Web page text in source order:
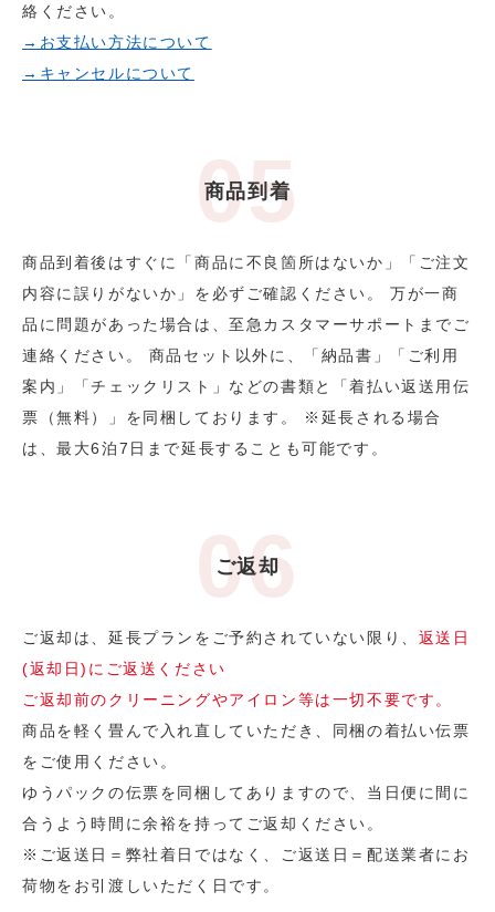
絡ください。
→お支払い方法について
→キャンセルについて
商品到着
商品到着後はすぐに「商品に不良箇所はないか」「ご注文
内容に誤りがないか」を必ずご確認ください。 万が一商
品に問題があった場合は、至急カスタマーサポートまでご
連絡ください。 商品セット以外に、「納品書」「ご利用
案内」「チェックリスト」などの書類と「着払い返送用伝
票（無料）」を同梱しております。 ※延長される場合
は、最大6泊7日まで延長することも可能です。
ご返却
ご返却は、延長プランをご予約されていない限り、 返送日
(返却日)にご返送ください
ご返却前のクリーニングやアイロン等は一切不要です。
商品を軽く畳んで入れ直していただき、同梱の着払い伝票
をご使用ください。
ゆうパックの伝票を同梱してありますので、当日便に間に
合うよう時間に余裕を持ってご返却ください。
※ご返送日＝弊社着日ではなく、ご返送日＝配送業者にお
荷物をお引渡しいただく日です。